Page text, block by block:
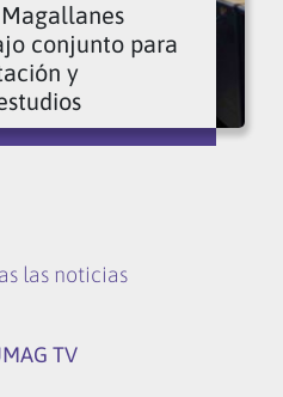
Magallanes
conjunto para
y
las noticias
TV